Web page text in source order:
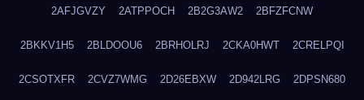
2AFJGVZY 2ATPPOCH 2B2G3AW2 2BFZFCNW
2BKKV1H5 2BLDOOU6 2BRHOLRJ 2CKA0HWT 2CRELPQI
2CSOTXFR 2CVZ7WMG 2D26EBXW 2D942LRG 2DPSN680